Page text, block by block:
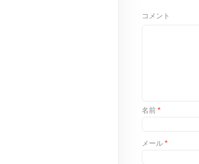
コメント
名前 *
メール *